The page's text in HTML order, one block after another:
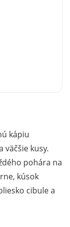
kápiu
väčšie kusy.
pohára na
kúsok
cibule a